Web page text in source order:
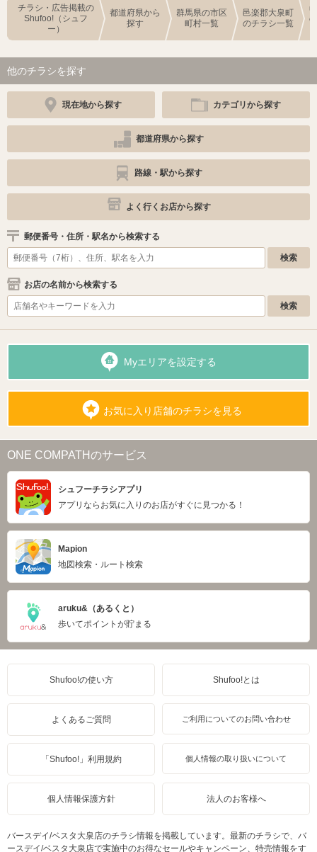
チラシ・広告掲載の
Shufoo!（シュフ
ー）
都道府県から
探す
群馬県の市区
町村一覧
邑楽郡大泉町
のチラシ一覧
他のチラシを探す
現在地から探す カテゴリから探す
都道府県から探す
路線・駅から探す
よく行くお店から探す
郵便番号・住所・駅名から検索する
お店の名前から検索する
Myエリアを設定する
お気に入り店舗のチラシを見る
ONE COMPATHのサービス
シュフーチラシアプリ
アプリならお気に入りのお店がすぐに見つかる！
Mapion
地図検索・ルート検索
aruku&（あるくと）
歩いてポイントが貯まる
Shufoo!の使い方 Shufoo!とは
よくあるご質問 ご利用についてのお問い合わせ
「Shufoo!」利用規約 個人情報の取り扱いについて
個人情報保護方針 法人のお客様へ
バースデイ/ベスタ大泉店のチラシ情報を掲載しています。最新のチラシで、バ
ースデイ/ベスタ大泉店で実施中のお得なセールやキャンペーン、特売情報をす